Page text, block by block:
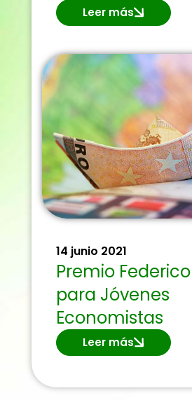
Leer más
14 junio 2021
Premio
para Jóvenes
Economistas
Leer más